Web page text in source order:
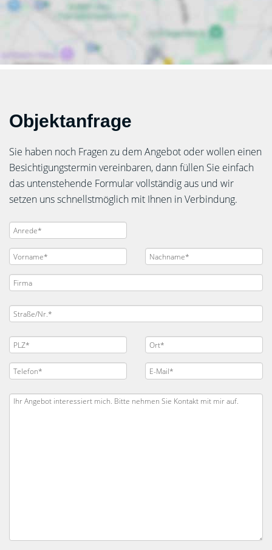
Objektanfrage
Sie haben noch Fragen zu dem Angebot oder wollen einen
Besichtigungstermin vereinbaren, dann füllen Sie einfach
das untenstehende Formular vollständig aus und wir
setzen uns schnellstmöglich mit Ihnen in Verbindung.